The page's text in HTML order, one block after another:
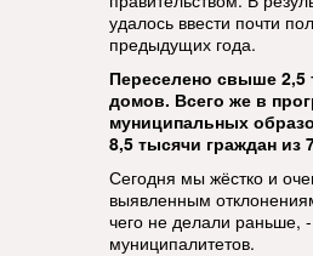
удалось ввести почти
предыдущих года.
Переселено свыше 2,5
домов. Всего же в
муниципальных
8,5 тысячи граждан из
Сегодня мы жёстко и
выявленным
чего не делали раньше,
муниципалитетов.